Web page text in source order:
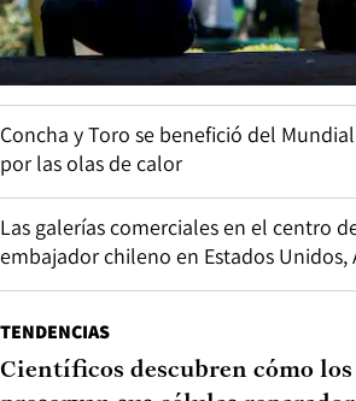
Concha y Toro se benefició del
por las olas de calor
Las galerías comerciales en el centro
embajador chileno en Estados Unidos,
TENDENCIAS
Científicos descubren cómo